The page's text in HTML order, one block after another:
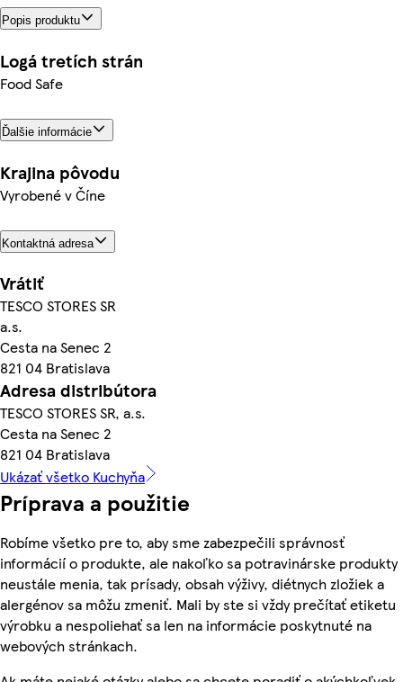
Popis produktu
Logá tretích strán
Food Safe
Ďalšie informácie
Krajina pôvodu
Vyrobené v Číne
Kontaktná adresa
Vrátiť
TESCO STORES SR
a.s.
Cesta na Senec 2
821 04 Bratislava
Adresa distribútora
TESCO STORES SR, a.s.
Cesta na Senec 2
821 04 Bratislava
Ukázať všetko Kuchyňa
Príprava a použitie
Robíme všetko pre to, aby sme zabezpečili správnosť
informácií o produkte, ale nakoľko sa potravinárske produkty
neustále menia, tak prísady, obsah výživy, diétnych zložiek a
alergénov sa môžu zmeniť. Mali by ste si vždy prečítať etiketu
výrobku a nespoliehať sa len na informácie poskytnuté na
webových stránkach.